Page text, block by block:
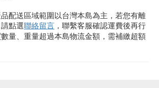
配送區域範圍以台灣本島為主，若您有離
點選聯絡留言 ，聯繫客服確認運費後再行
量、重量超過本島物流金額，需補繳超額